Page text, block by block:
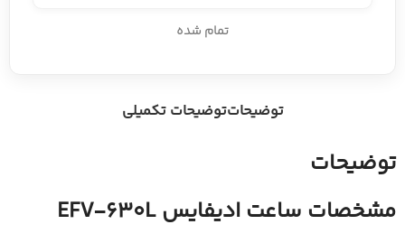
تمام شده
توضیحاتتوضیحات تکمیلی
توضیحات
مشخصات ساعت ادیفایس EFV-630L